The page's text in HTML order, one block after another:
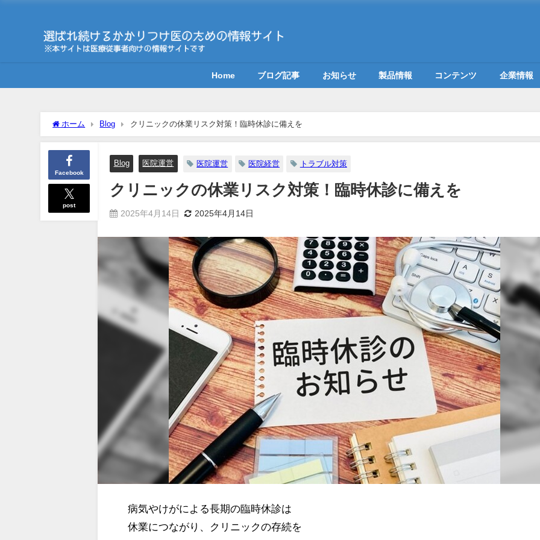
Home ブログ記事 お知らせ 製品情報 コンテンツ 企業情報
ホーム Blog クリニックの休業リスク対策！臨時休診に備えを
Facebook
post
Blog 医院運営 医院運営 医院経営 トラブル対策
クリニックの休業リスク対策！臨時休診に備えを
2025年4月14日 2025年4月14日
病気やけがによる長期の臨時休診は
休業につながり、クリニックの存続を